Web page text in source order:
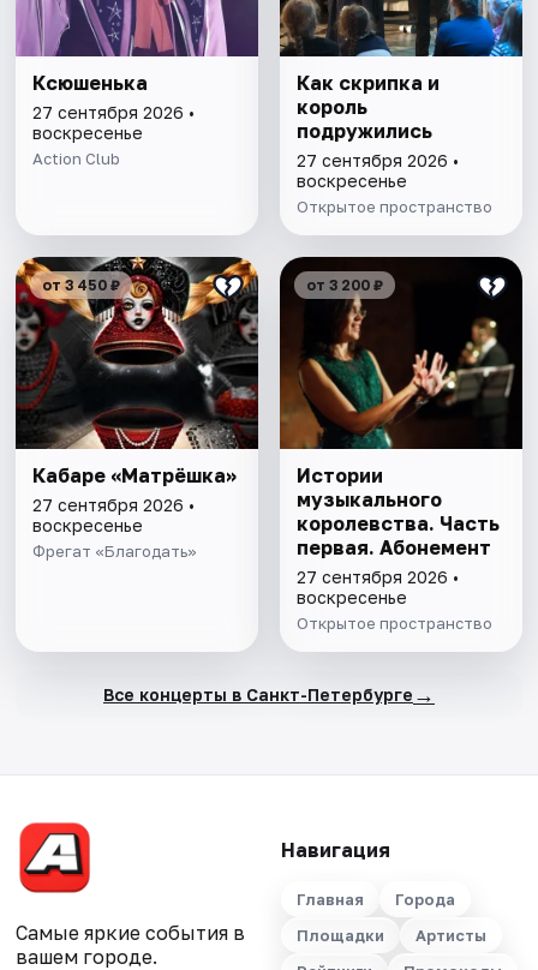
Ксюшенька
27 сентября 2026 •
воскресенье
Action Club
Как скрипка и
король
подружились
27 сентября 2026 •
воскресенье
Открытое пространство
от 3 450 ₽
Кабаре «Матрёшка»
27 сентября 2026 •
воскресенье
Фрегат «Благодать»
от 3 200 ₽
Истории
музыкального
королевства. Часть
первая. Абонемент
27 сентября 2026 •
воскресенье
Открытое пространство
Все концерты в Санкт-Петербурге →
Самые яркие события в
вашем городе.
Навигация
Главная
Города
Площадки
Артисты